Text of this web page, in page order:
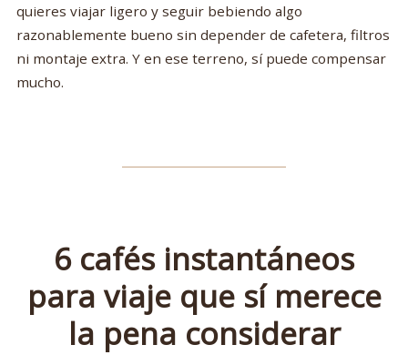
quieres viajar ligero y seguir bebiendo algo
razonablemente bueno sin depender de cafetera, filtros
ni montaje extra. Y en ese terreno, sí puede compensar
mucho.
6 cafés instantáneos
para viaje que sí merece
la pena considerar